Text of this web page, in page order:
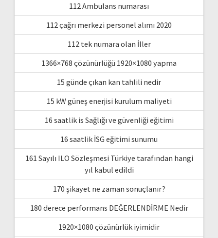
112 Ambulans numarası
112 çağrı merkezi personel alımı 2020
112 tek numara olan İller
1366×768 çözünürlüğü 1920×1080 yapma
15 günde çıkan kan tahlili nedir
15 kW güneş enerjisi kurulum maliyeti
16 saatlik is Sağlığı ve güvenliği eğitimi
16 saatlik İSG eğitimi sunumu
161 Sayılı ILO Sözleşmesi Türkiye tarafından hangi
yıl kabul edildi
170 şikayet ne zaman sonuçlanır?
180 derece performans DEĞERLENDİRME Nedir
1920×1080 çözünürlük iyimidir